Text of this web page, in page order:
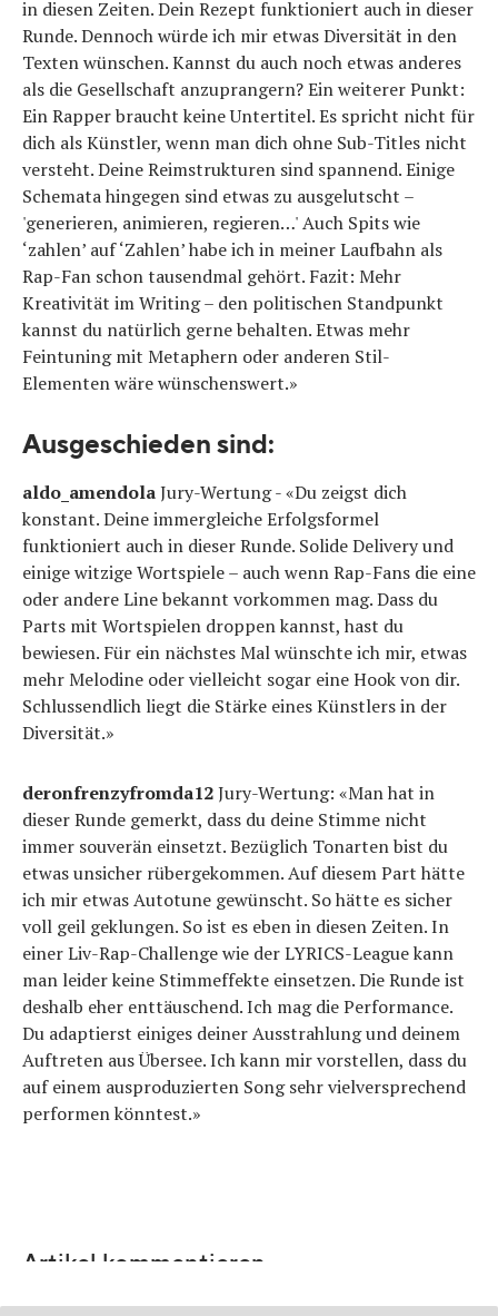
in diesen Zeiten. Dein Rezept funktioniert auch in dieser
Runde. Dennoch würde ich mir etwas Diversität in den
Texten wünschen. Kannst du auch noch etwas anderes
als die Gesellschaft anzuprangern? Ein weiterer Punkt:
Ein Rapper braucht keine Untertitel. Es spricht nicht für
dich als Künstler, wenn man dich ohne Sub-Titles nicht
versteht. Deine Reimstrukturen sind spannend. Einige
Schemata hingegen sind etwas zu ausgelutscht –
'generieren, animieren, regieren…' Auch Spits wie
‘zahlen’ auf ‘Zahlen’ habe ich in meiner Laufbahn als
Rap-Fan schon tausendmal gehört. Fazit: Mehr
Kreativität im Writing – den politischen Standpunkt
kannst du natürlich gerne behalten. Etwas mehr
Feintuning mit Metaphern oder anderen Stil-
Elementen wäre wünschenswert.»
Ausgeschieden sind:
aldo_amendolaJury-Wertung - «Du zeigst dich
konstant. Deine immergleiche Erfolgsformel
funktioniert auch in dieser Runde. Solide Delivery und
einige witzige Wortspiele – auch wenn Rap-Fans die eine
oder andere Line bekannt vorkommen mag. Dass du
Parts mit Wortspielen droppen kannst, hast du
bewiesen. Für ein nächstes Mal wünschte ich mir, etwas
mehr Melodine oder vielleicht sogar eine Hook von dir.
Schlussendlich liegt die Stärke eines Künstlers in der
Diversität.»
deronfrenzyfromda12Jury-Wertung: «Man hat in
dieser Runde gemerkt, dass du deine Stimme nicht
immer souverän einsetzt. Bezüglich Tonarten bist du
etwas unsicher rübergekommen. Auf diesem Part hätte
ich mir etwas Autotune gewünscht. So hätte es sicher
voll geil geklungen. So ist es eben in diesen Zeiten. In
einer Liv-Rap-Challenge wie der LYRICS-League kann
man leider keine Stimmeffekte einsetzen. Die Runde ist
deshalb eher enttäuschend. Ich mag die Performance.
Du adaptierst einiges deiner Ausstrahlung und deinem
Auftreten aus Übersee. Ich kann mir vorstellen, dass du
auf einem ausproduzierten Song sehr vielversprechend
performen könntest.»
Artikel kommentieren